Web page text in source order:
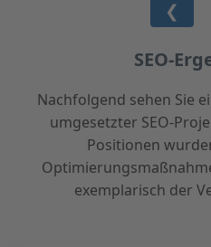
❮
SEO-
Nachfolgend sehen Sie
umgesetzter SEO-
Positionen
exemplarisch der